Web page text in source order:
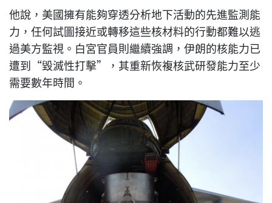
他說，美國擁有能夠穿透分析地下活動的先進監測能
力，任何試圖接近或轉移這些核材料的行動都難以逃
過美方監視。白宮官員則繼續強調，伊朗的核能力已
遭到“毀滅性打擊”，其重新恢複核武研發能力至少
需要數年時間。